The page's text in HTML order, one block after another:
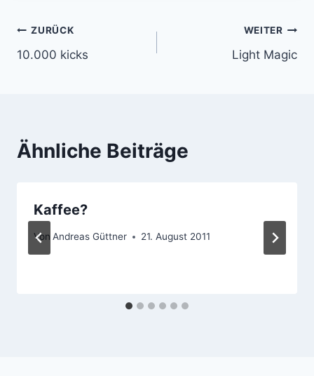
Besuch im
dem Programm.Seite
Beitragsnavigation
ZURÜCK
10.000 kicks
WEITER
Light Magic
Ähnliche Beiträge
Kaffee?
Von Andreas Güttner 21. August 2011